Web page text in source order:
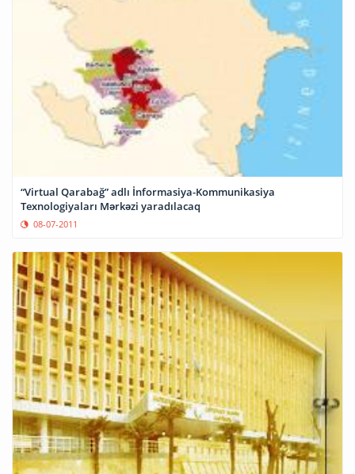
“Virtual Qarabağ” adlı İnformasiya-Kommunikasiya
Texnologiyaları Mərkəzi yaradılacaq
08-07-2011